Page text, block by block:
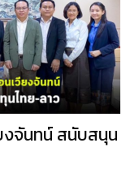
งจันทน์ สนับสนุน